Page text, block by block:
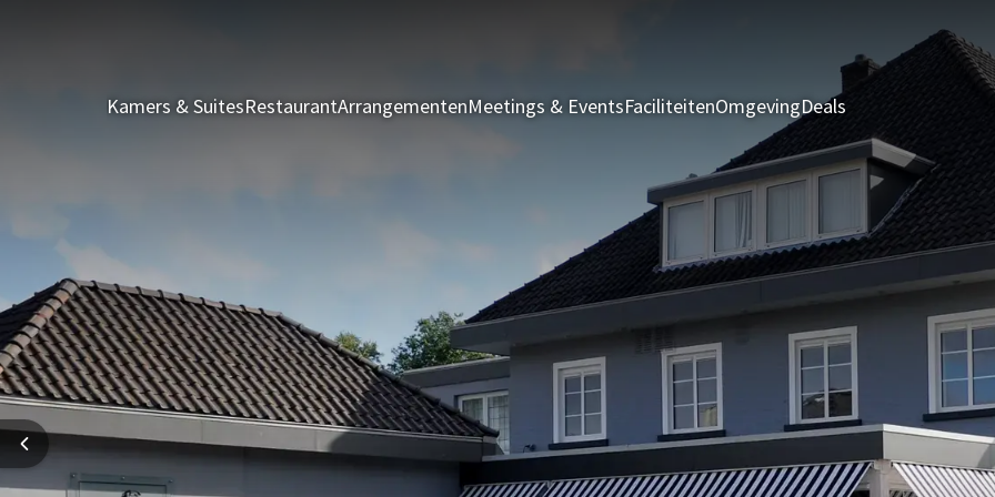
Kamers & SuitesRestaurantArrangementenMeetings & EventsFaciliteitenOmgevingDeals